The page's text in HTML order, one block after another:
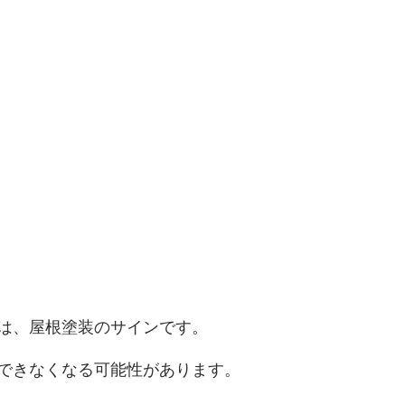
屋根塗装のサインです。
なくなる可能性があります。